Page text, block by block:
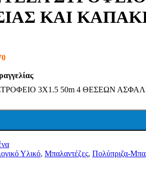
LED (Λεντοταινίες)
Προβολείς
Wifi LED Φωτισμός
Μπαλαντέζες
Με Καλώδιο
– Adapters
ΚΑΙ
3X1.5 50m 4 ΘΕΣΕΩΝ
Υλικό, Μπαλαντέζες, Πολύπριζα-